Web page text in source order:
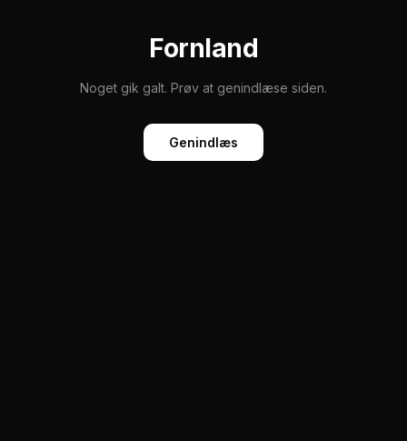
Fornland
Noget gik galt. Prøv at genindlæse siden.
Genindlæs